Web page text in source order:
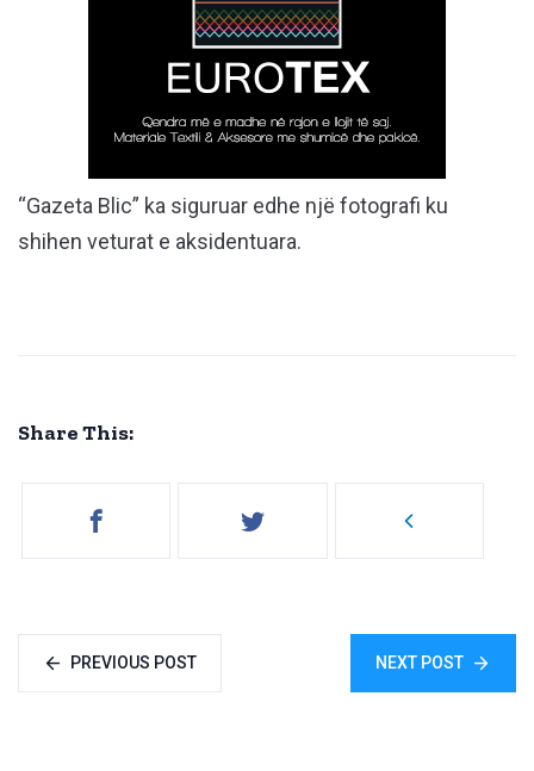
“Gazeta Blic” ka siguruar edhe një fotografi ku
shihen veturat e aksidentuara.
Share This:
PREVIOUS POST NEXT POST